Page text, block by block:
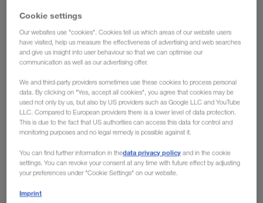
Vers
Pays
Demander un devis
Vos avantages chez LKW WALTER
Cookie settings
Our websites use "cookies". Cookies tell us which areas of our website users
have visited, help us measure the effectiveness of advertising and web searches
and give us insight into user behaviour so that we can optimise our
communication as well as our advertising offer.
We and third-party providers sometimes use these cookies to process personal
data. By clicking on "Yes, accept all cookies", you agree that cookies may be
used not only by us, but also by US providers such as Google LLC and YouTube
LLC. Compared to European providers there is a lower level of data protection.
This is due to the fact that US authorities can access this data for control and
monitoring purposes and no legal remedy is possible against it.
You can find further information in thedata privacy policy and in the cookie
settings. You can revoke your consent at any time with future effect by adjusting
your preferences under "Cookie Settings" on our website.
Imprint